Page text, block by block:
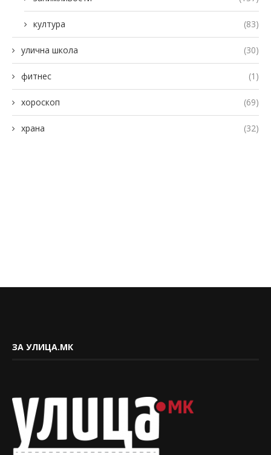
култура (83)
улична школа (30)
фитнес (1)
хороскоп (69)
храна (32)
ЗА УЛИЦА.МК